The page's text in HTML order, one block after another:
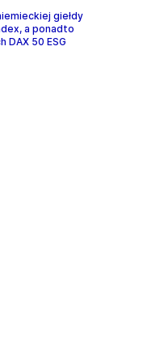
giełdy
a ponadto
DAX 50 ESG